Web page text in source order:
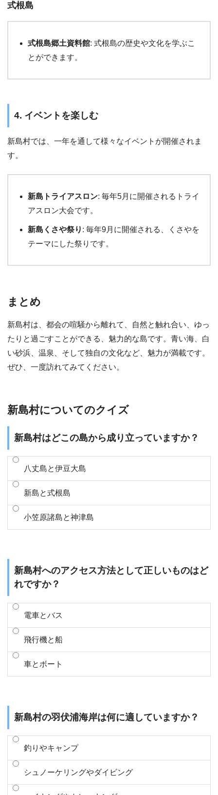
式根島
式根島郷土資料館: 式根島の歴史や文化を学ぶこ
とができます。
4. イベントを楽しむ
新島村では、一年を通して様々なイベントが開催されま
す。
新島トライアスロン: 毎年5月に開催されるトライ
アスロン大会です。
新島くさや祭り : 毎年9月に開催される、くさやを
テーマにした祭りです。
まとめ
新島村は、都会の喧騒から離れて、自然と触れ合い、ゆっ
たりと過ごすことができる、魅力的な島です。青い海、白
い砂浜、温泉、そして独自の文化など、魅力が満載です。
ぜひ、一度訪れてみてください。
新島村についてのクイズ
新島村はどこの島から成り立っていますか？
八丈島と伊豆大島
新島と式根島
小笠原諸島と神津島
新島村へのアクセス方法として正しいものはど
れですか？
電車とバス
飛行機と船
車とボート
新島村の羽伏浦海岸は何に適していますか？
釣りやキャンプ
シュノーケリングやダイビング